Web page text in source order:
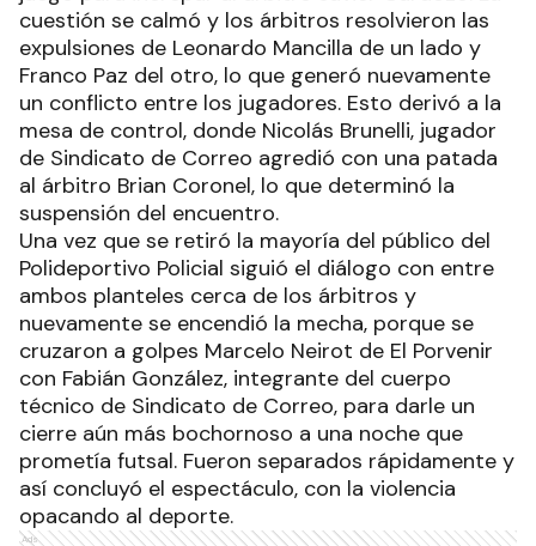
cuestión se calmó y los árbitros resolvieron las
expulsiones de Leonardo Mancilla de un lado y
Franco Paz del otro, lo que generó nuevamente
un conflicto entre los jugadores. Esto derivó a la
mesa de control, donde Nicolás Brunelli, jugador
de Sindicato de Correo agredió con una patada
al árbitro Brian Coronel, lo que determinó la
suspensión del encuentro.
Una vez que se retiró la mayoría del público del
Polideportivo Policial siguió el diálogo con entre
ambos planteles cerca de los árbitros y
nuevamente se encendió la mecha, porque se
cruzaron a golpes Marcelo Neirot de El Porvenir
con Fabián González, integrante del cuerpo
técnico de Sindicato de Correo, para darle un
cierre aún más bochornoso a una noche que
prometía futsal. Fueron separados rápidamente y
así concluyó el espectáculo, con la violencia
opacando al deporte.
Ads